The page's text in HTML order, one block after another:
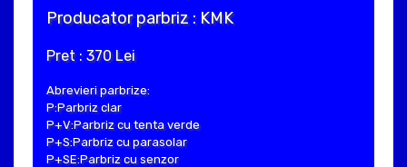
Producator parbriz : KMK
Pret : 370 Lei
Abrevieri parbrize:
P:Parbriz clar
P+V:Parbriz cu tenta verde
P+S:Parbriz cu parasolar
P+SE:Parbriz cu senzor